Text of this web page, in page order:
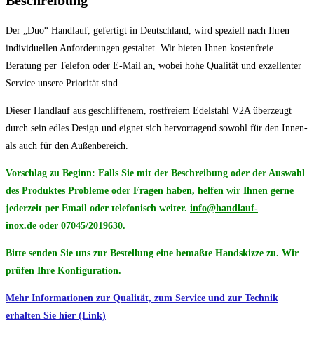
48,3mm + 20,00 €
kugelform+5,00 €
90° Endbogen +
Anmerkungen
Menge
Der „Duo“ Handlauf, gefertigt in Deutschland, wird speziell nach Ihren
individuellen Anforderungen gestaltet. Wir bieten Ihnen kostenfreie
Beratung per Telefon oder E-Mail an, wobei hohe Qualität und exzellenter
Service unsere Priorität sind.
Dieser Handlauf aus geschliffenem, rostfreiem Edelstahl V2A überzeugt
durch sein edles Design und eignet sich hervorragend sowohl für den Innen-
als auch für den Außenbereich.
Vorschlag zu Beginn: Falls Sie mit der Beschreibung oder der Auswahl
des Produktes Probleme oder Fragen haben, helfen wir Ihnen gerne
jederzeit per Email oder telefonisch weiter. info@handlauf-
inox.de oder 07045/2019630.
Bitte senden Sie uns zur Bestellung eine bemaßte Handskizze zu. Wir
prüfen Ihre Konfiguration.
Mehr Informationen zur Qualität, zum Service und zur Technik
erhalten Sie hier (Link)